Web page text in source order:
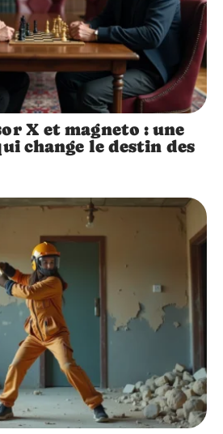
X et magneto : une
change le destin des